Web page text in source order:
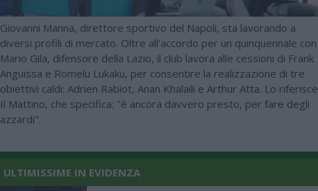
Giovanni Manna, direttore sportivo del Napoli, sta lavorando a
diversi profili di mercato. Oltre all'accordo per un quinquennale con
Mario Gila, difensore della Lazio, il club lavora alle cessioni di Frank
Anguissa e Romelu Lukaku, per consentire la realizzazione di tre
obiettivi caldi: Adrien Rabiot, Anan Khalaili e Arthur Atta. Lo riferisce
Il Mattino, che specifica: "è ancora davvero presto, per fare degli
azzardi".
ULTIMISSIME IN EVIDENZA